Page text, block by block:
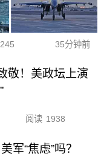
35分钟前
敬！美政坛上演
阅读 1938
军“焦虑”吗？